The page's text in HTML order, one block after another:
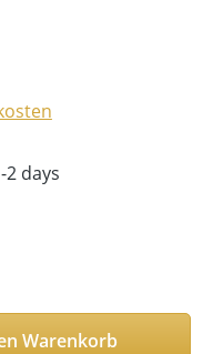
days
gewünschten
Warenkorb